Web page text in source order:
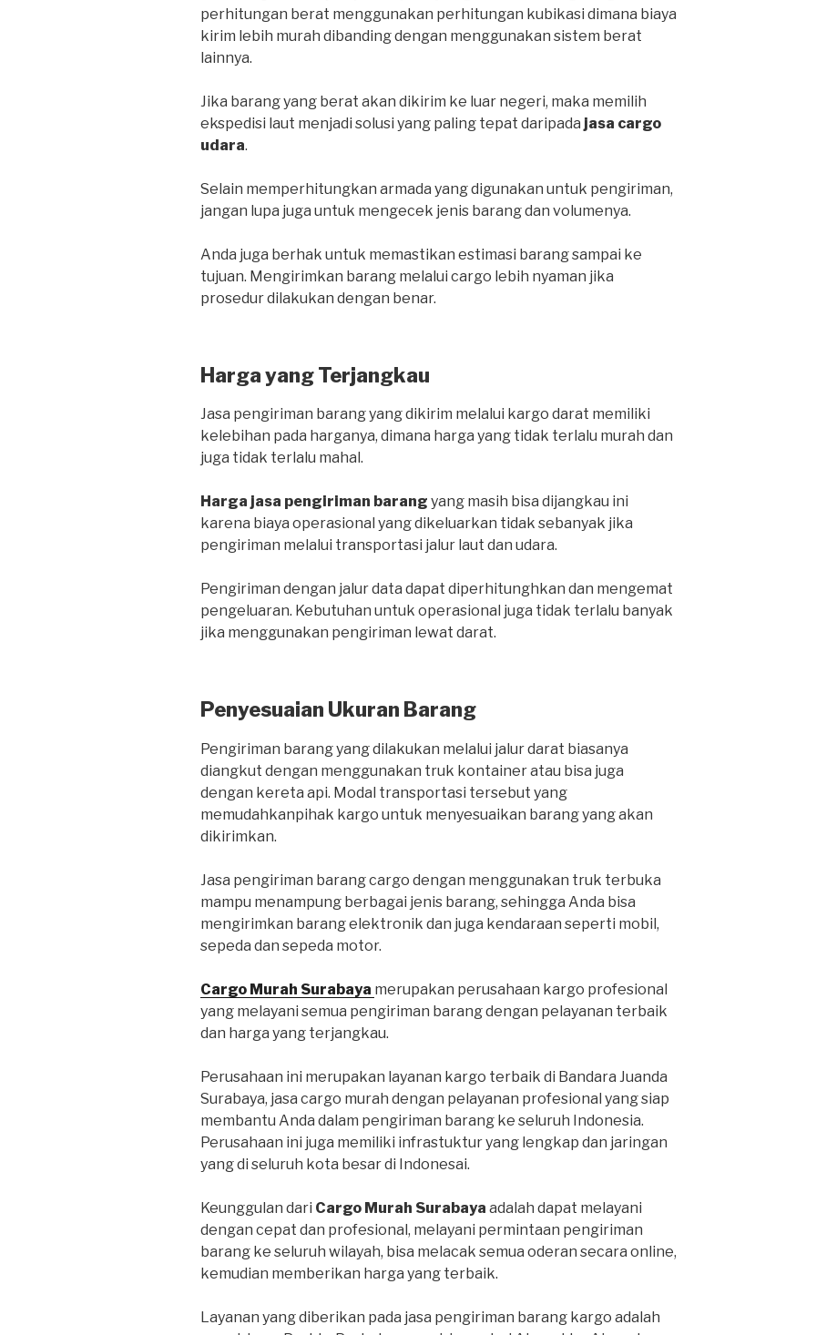
perhitungan berat menggunakan perhitungan kubikasi dimana biaya
kirim lebih murah dibanding dengan menggunakan sistem berat
lainnya.
Jika barang yang berat akan dikirim ke luar negeri, maka memilih
ekspedisi laut menjadi solusi yang paling tepat daripada jasa cargo
udara.
Selain memperhitungkan armada yang digunakan untuk pengiriman,
jangan lupa juga untuk mengecek jenis barang dan volumenya.
Anda juga berhak untuk memastikan estimasi barang sampai ke
tujuan. Mengirimkan barang melalui cargo lebih nyaman jika
prosedur dilakukan dengan benar.
Harga yang Terjangkau
Jasa pengiriman barang yang dikirim melalui kargo darat memiliki
kelebihan pada harganya, dimana harga yang tidak terlalu murah dan
juga tidak terlalu mahal.
Harga jasa pengiriman barang yang masih bisa dijangkau ini
karena biaya operasional yang dikeluarkan tidak sebanyak jika
pengiriman melalui transportasi jalur laut dan udara.
Pengiriman dengan jalur data dapat diperhitunghkan dan mengemat
pengeluaran. Kebutuhan untuk operasional juga tidak terlalu banyak
jika menggunakan pengiriman lewat darat.
Penyesuaian Ukuran Barang
Pengiriman barang yang dilakukan melalui jalur darat biasanya
diangkut dengan menggunakan truk kontainer atau bisa juga
dengan kereta api. Modal transportasi tersebut yang
memudahkanpihak kargo untuk menyesuaikan barang yang akan
dikirimkan.
Jasa pengiriman barang cargo dengan menggunakan truk terbuka
mampu menampung berbagai jenis barang, sehingga Anda bisa
mengirimkan barang elektronik dan juga kendaraan seperti mobil,
sepeda dan sepeda motor.
Cargo Murah Surabaya merupakan perusahaan kargo profesional
yang melayani semua pengiriman barang dengan pelayanan terbaik
dan harga yang terjangkau.
Perusahaan ini merupakan layanan kargo terbaik di Bandara Juanda
Surabaya, jasa cargo murah dengan pelayanan profesional yang siap
membantu Anda dalam pengiriman barang ke seluruh Indonesia.
Perusahaan ini juga memiliki infrastuktur yang lengkap dan jaringan
yang di seluruh kota besar di Indonesai.
Keunggulan dari Cargo Murah Surabaya adalah dapat melayani
dengan cepat dan profesional, melayani permintaan pengiriman
barang ke seluruh wilayah, bisa melacak semua oderan secara online,
kemudian memberikan harga yang terbaik.
Layanan yang diberikan pada jasa pengiriman barang kargo adalah